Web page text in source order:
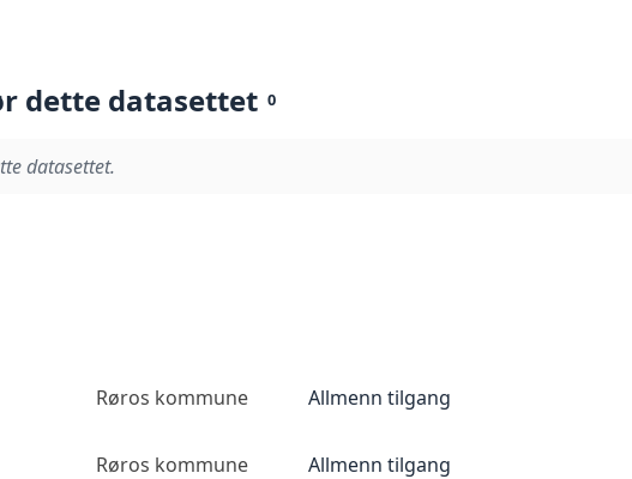
dette datasettet 0
datasettet.
Røros kommune Allmenn tilgang
Røros kommune Allmenn tilgang